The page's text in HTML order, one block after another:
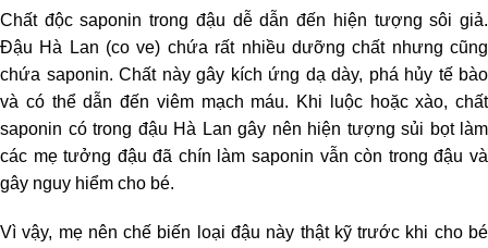
Chất độc saponin trong đậu dễ dẫn đến hiện tượng sôi giả.
Đậu Hà Lan (co ve) chứa rất nhiều dưỡng chất nhưng cũng
chứa saponin. Chất này gây kích ứng dạ dày, phá hủy tế bào
và có thể dẫn đến viêm mạch máu. Khi luộc hoặc xào, chất
saponin có trong đậu Hà Lan gây nên hiện tượng sủi bọt làm
các mẹ tưởng đậu đã chín làm saponin vẫn còn trong đậu và
gây nguy hiểm cho bé.
Vì vậy, mẹ nên chế biến loại đậu này thật kỹ trước khi cho bé